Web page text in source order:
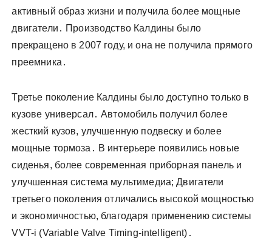
активный образ жизни и получила более мощные
двигатели․ Производство Калдины было
прекращено в 2007 году, и она не получила прямого
преемника․
Третье поколение Калдины было доступно только в
кузове универсал․ Автомобиль получил более
жесткий кузов, улучшенную подвеску и более
мощные тормоза․ В интерьере появились новые
сиденья, более современная приборная панель и
улучшенная система мультимедиа; Двигатели
третьего поколения отличались высокой мощностью
и экономичностью, благодаря применению системы
VVT-i (Variable Valve Timing-intelligent)․